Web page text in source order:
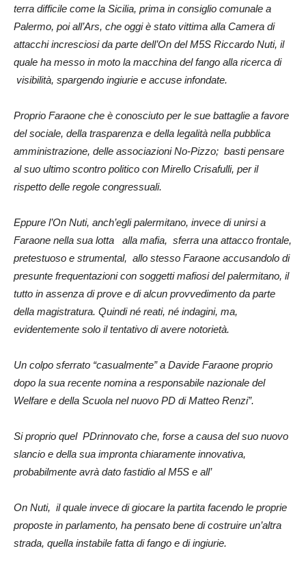
terra difficile come la Sicilia, prima in consiglio comunale a
Palermo, poi all’Ars, che oggi è stato vittima alla Camera di
attacchi incresciosi da parte dell’On del M5S Riccardo Nuti, il
quale ha messo in moto la macchina del fango alla ricerca di
visibilità, spargendo ingiurie e accuse infondate.
Proprio Faraone che è conosciuto per le sue battaglie a favore
del sociale, della trasparenza e della legalità nella pubblica
amministrazione, delle associazioni No-Pizzo; basti pensare
al suo ultimo scontro politico con Mirello Crisafulli, per il
rispetto delle regole congressuali.
Eppure l’On Nuti, anch’egli palermitano, invece di unirsi a
Faraone nella sua lotta alla mafia, sferra una attacco frontale,
pretestuoso e strumental, allo stesso Faraone accusandolo di
presunte frequentazioni con soggetti mafiosi del palermitano, il
tutto in assenza di prove e di alcun provvedimento da parte
della magistratura. Quindi né reati, né indagini, ma,
evidentemente solo il tentativo di avere notorietà.
Un colpo sferrato “casualmente” a Davide Faraone proprio
dopo la sua recente nomina a responsabile nazionale del
Welfare e della Scuola nel nuovo PD di Matteo Renzi”.
Si proprio quel PDrinnovato che, forse a causa del suo nuovo
slancio e della sua impronta chiaramente innovativa,
probabilmente avrà dato fastidio al M5S e all’
On Nuti, il quale invece di giocare la partita facendo le proprie
proposte in parlamento, ha pensato bene di costruire un’altra
strada, quella instabile fatta di fango e di ingiurie.